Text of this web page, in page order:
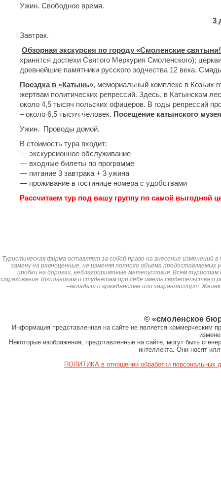
Ужин. Свободное время.
3
Завтрак.
Обзорная экскурсия по городу «Смоленские
хранятся доспехи Святого Меркурия Смоленского);
древнейшие памятники русского зодчества 12 века.
Поездка в «Катынь», мемориальный комплекс в Козьих
жертвам политических репрессий. Здесь, в Катынском
около 4,5 тысяч польских офицеров. В годы репрессий
– около 6,5 тысяч человек. Посещение катынского музея
Ужин. Проводы домой.
В стоимость тура входит:
— экскурсионное обслуживание
— входные билеты по программе
— питание 3 завтрака + 3 ужина
— проживание в гостинице номера с удобствами
Рассчитаем тур под вашу группу по самой выгодной
Туристическая фирма оставляет за собой право на внесение изменений
замену на равноценные, не изменяя полного объема
пробки на дорогах, неблагоприятные метеоусловия. Всем
страхования. Школьникам и студентам при себе иметь свидетельства о
–вкладыш о гражданстве или загранпаспорт.
© «смоленское
Информация представленная на сайте не является коммерческим
Некоторые изображения, представленные на сайте, могут быть
интеллекта. Они носят
ПОЛИТИКА в отношении обработки